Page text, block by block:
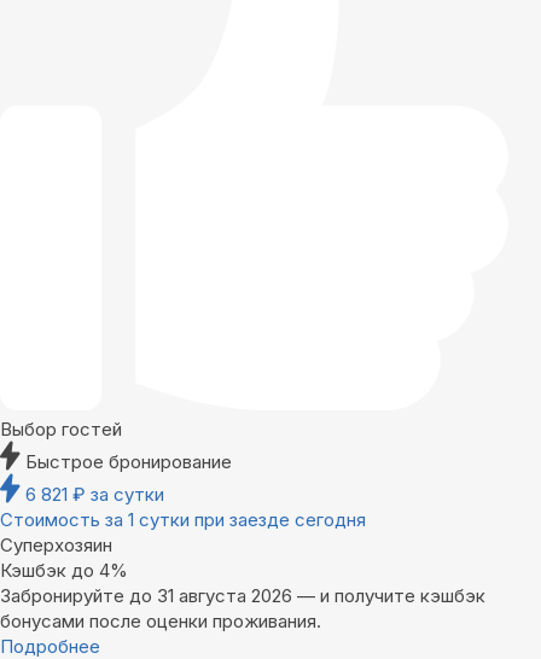
Выбор гостей
Быстрое бронирование
6 821 ₽ за сутки
Стоимость за 1 сутки при заезде сегодня
Суперхозяин
Кэшбэк до 4%
Забронируйте до 31 августа 2026 — и получите кэшбэк
бонусами после оценки проживания.
Подробнее